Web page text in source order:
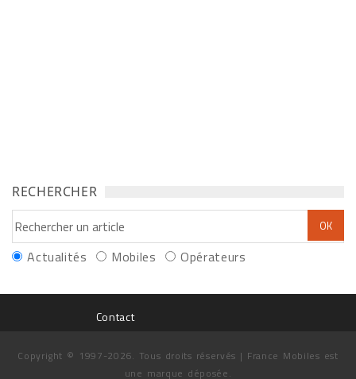
RECHERCHER
Actualités Mobiles Opérateurs
Contact
Copyright © 1997-2026. Tous droits réservés | France Mobiles est
une marque déposée.